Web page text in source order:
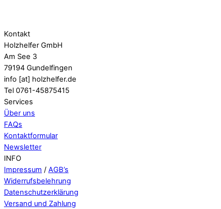
Kontakt
Holzhelfer GmbH
Am See 3
79194 Gundelfingen
info [at] holzhelfer.de
Tel 0761-45875415
Services
Über uns
FAQs
Kontaktformular
Newsletter
INFO
Impressum / AGB’s
Widerrufsbelehrung
Datenschutzerklärung
Versand und Zahlung